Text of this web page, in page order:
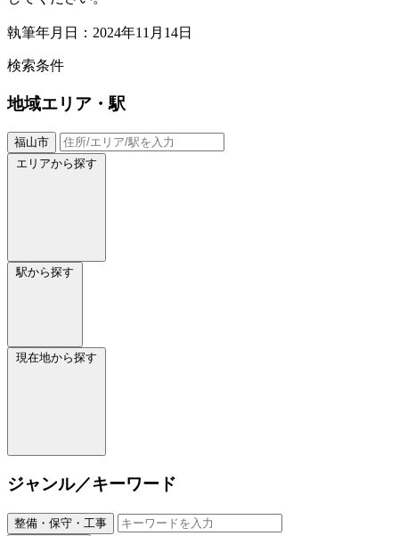
執筆年月日：2024年11月14日
検索条件
地域エリア・駅
福山市
エリアから探す
駅から探す
現在地から探す
ジャンル／キーワード
整備・保守・工事